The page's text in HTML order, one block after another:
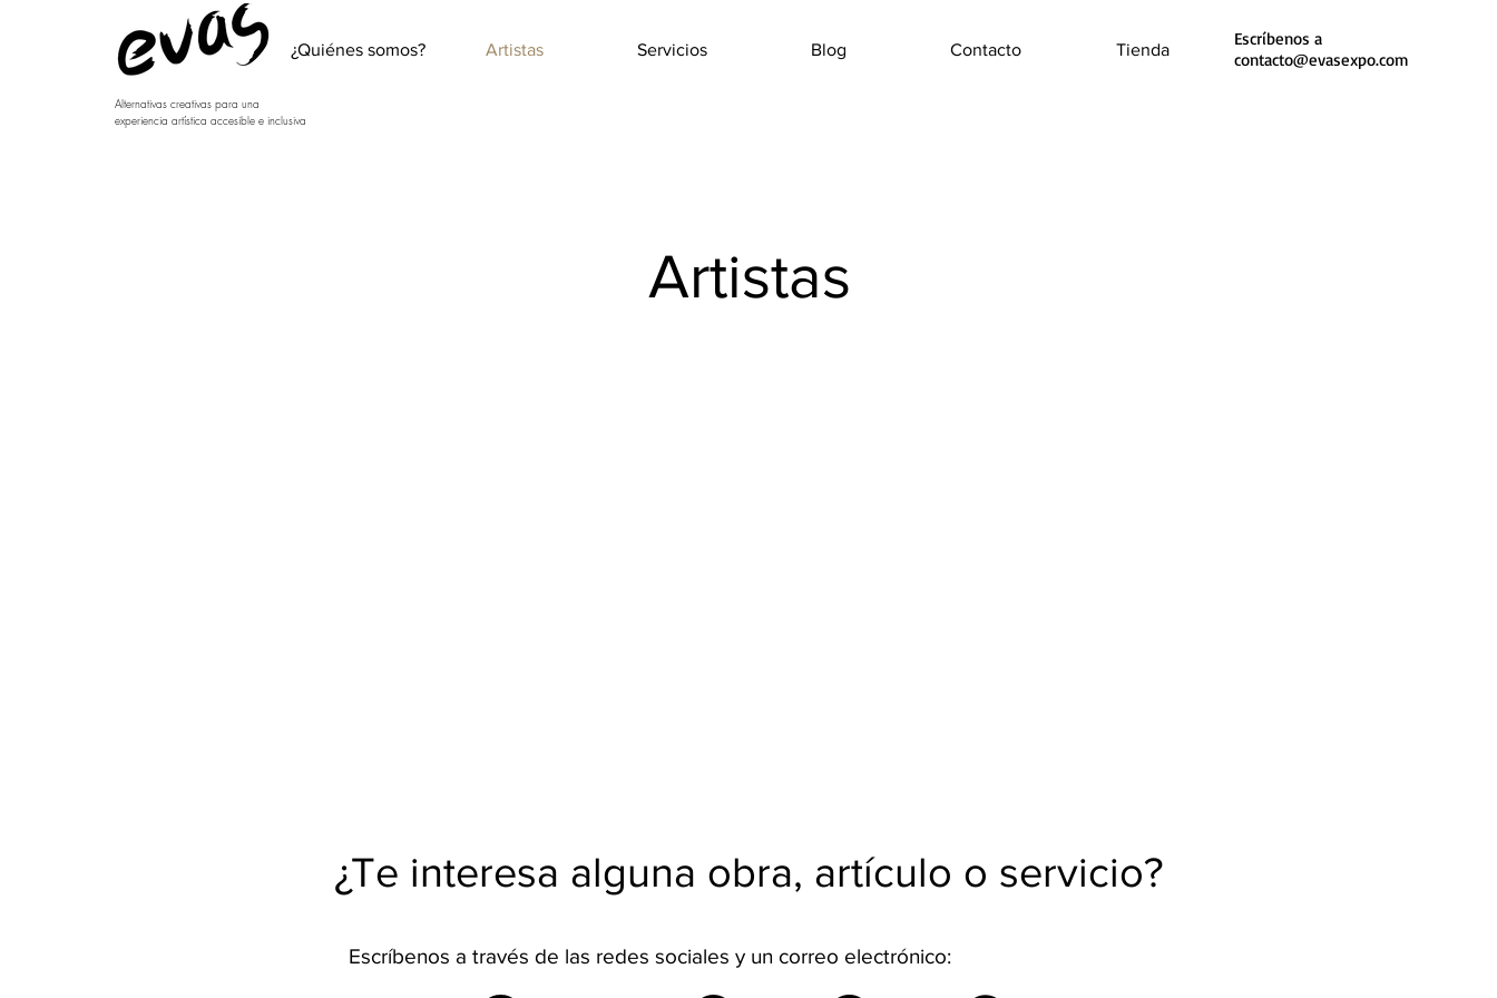
¿Quiénes somos? Artistas Servicios Blog Contacto Tienda
Escríbenos a
contacto@evasexpo.com
Alternativas creativas para una
experiencia artística accesible e inclusiva
Artistas
¿Te interesa alguna obra, artículo o servicio?
Escríbenos a través de las redes sociales y un correo electrónico: